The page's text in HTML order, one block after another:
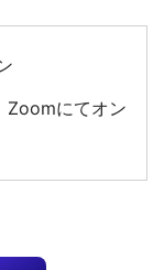
Zoomにてオン